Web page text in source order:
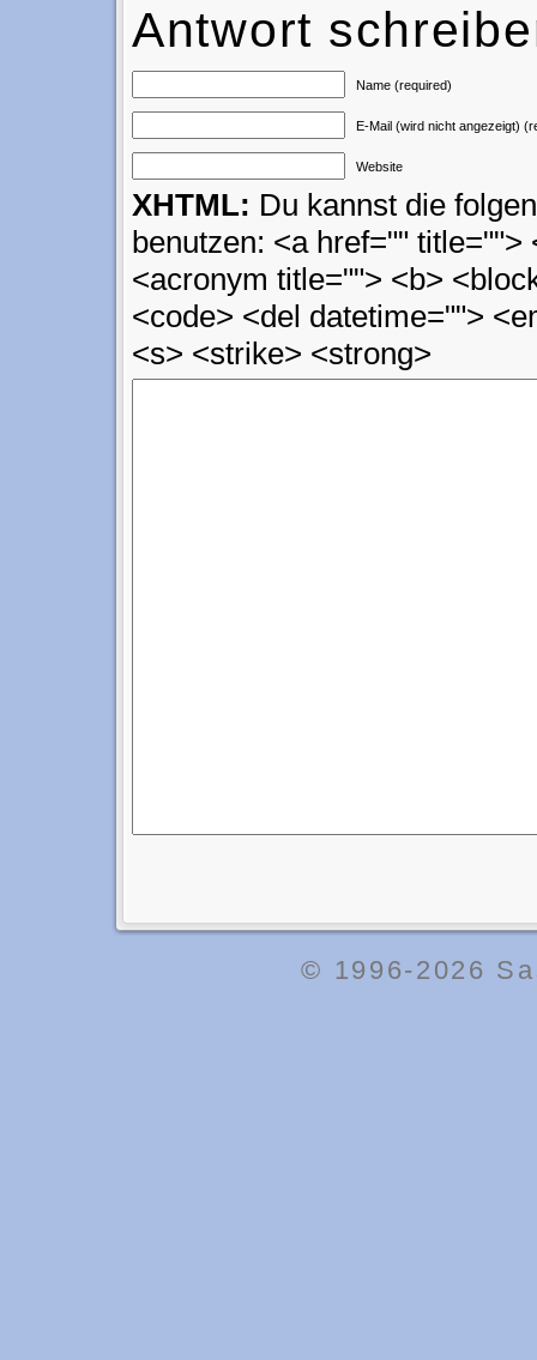
Antwort
Name (required)
E-Mail (wird nicht angezeigt)
Website
XHTML: Du kannst die
benutzen: <a href="" title="">
<acronym title=""> <b>
<code> <del datetime="">
<s> <strike> <strong>
© 1996-2026